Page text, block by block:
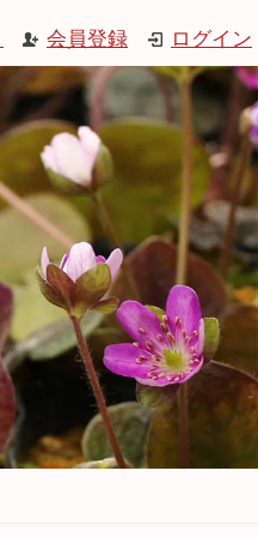
会員登録 ログイン